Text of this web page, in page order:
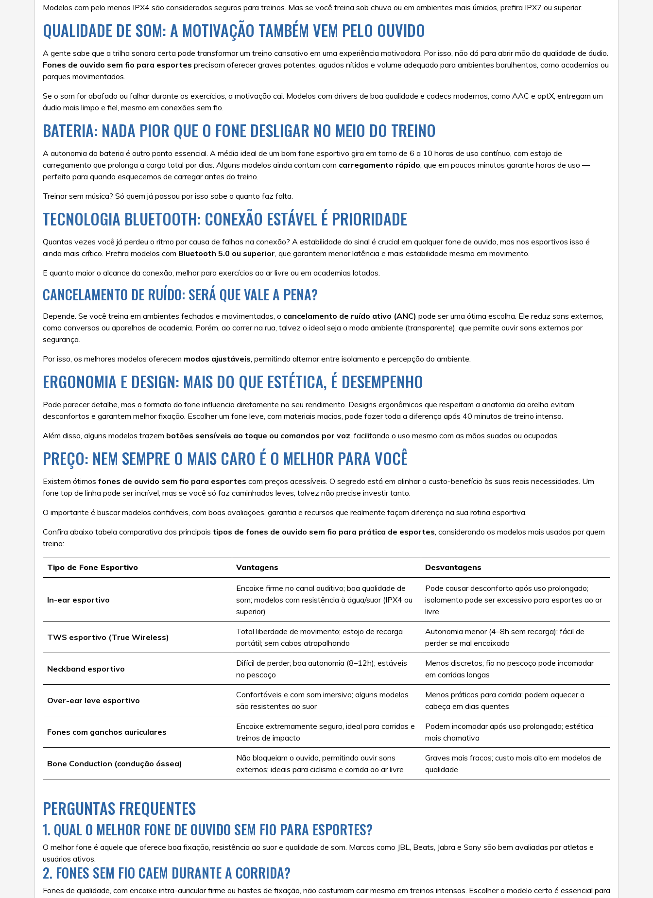
Modelos com pelo menos IPX4 são considerados seguros para treinos. Mas se você treina sob chuva ou em ambientes mais úmidos, prefira IPX7 ou superior.
QUALIDADE DE SOM: A MOTIVAÇÃO TAMBÉM VEM PELO OUVIDO
A gente sabe que a trilha sonora certa pode transformar um treino cansativo em uma experiência motivadora. Por isso, não dá para abrir mão da qualidade de áudio.
Fones de ouvido sem fio para esportes precisam oferecer graves potentes, agudos nítidos e volume adequado para ambientes barulhentos, como academias ou
parques movimentados.
Se o som for abafado ou falhar durante os exercícios, a motivação cai. Modelos com drivers de boa qualidade e codecs modernos, como AAC e aptX, entregam um
áudio mais limpo e fiel, mesmo em conexões sem fio.
BATERIA: NADA PIOR QUE O FONE DESLIGAR NO MEIO DO TREINO
A autonomia da bateria é outro ponto essencial. A média ideal de um bom fone esportivo gira em torno de 6 a 10 horas de uso contínuo, com estojo de
carregamento que prolonga a carga total por dias. Alguns modelos ainda contam com carregamento rápido, que em poucos minutos garante horas de uso —
perfeito para quando esquecemos de carregar antes do treino.
Treinar sem música? Só quem já passou por isso sabe o quanto faz falta.
TECNOLOGIA BLUETOOTH: CONEXÃO ESTÁVEL É PRIORIDADE
Quantas vezes você já perdeu o ritmo por causa de falhas na conexão? A estabilidade do sinal é crucial em qualquer fone de ouvido, mas nos esportivos isso é
ainda mais crítico. Prefira modelos com Bluetooth 5.0 ou superior, que garantem menor latência e mais estabilidade mesmo em movimento.
E quanto maior o alcance da conexão, melhor para exercícios ao ar livre ou em academias lotadas.
CANCELAMENTO DE RUÍDO: SERÁ QUE VALE A PENA?
Depende. Se você treina em ambientes fechados e movimentados, o cancelamento de ruído ativo (ANC) pode ser uma ótima escolha. Ele reduz sons externos,
como conversas ou aparelhos de academia. Porém, ao correr na rua, talvez o ideal seja o modo ambiente (transparente), que permite ouvir sons externos por
segurança.
Por isso, os melhores modelos oferecem modos ajustáveis, permitindo alternar entre isolamento e percepção do ambiente.
ERGONOMIA E DESIGN: MAIS DO QUE ESTÉTICA, É DESEMPENHO
Pode parecer detalhe, mas o formato do fone influencia diretamente no seu rendimento. Designs ergonômicos que respeitam a anatomia da orelha evitam
desconfortos e garantem melhor fixação. Escolher um fone leve, com materiais macios, pode fazer toda a diferença após 40 minutos de treino intenso.
Além disso, alguns modelos trazem botões sensíveis ao toque ou comandos por voz, facilitando o uso mesmo com as mãos suadas ou ocupadas.
PREÇO: NEM SEMPRE O MAIS CARO É O MELHOR PARA VOCÊ
Existem ótimos fones de ouvido sem fio para esportes com preços acessíveis. O segredo está em alinhar o custo-benefício às suas reais necessidades. Um
fone top de linha pode ser incrível, mas se você só faz caminhadas leves, talvez não precise investir tanto.
O importante é buscar modelos confiáveis, com boas avaliações, garantia e recursos que realmente façam diferença na sua rotina esportiva.
Confira abaixo tabela comparativa dos principais tipos de fones de ouvido sem fio para prática de esportes, considerando os modelos mais usados por quem
treina:
Tipo de Fone Esportivo Vantagens Desvantagens
In-ear esportivo
Encaixe firme no canal auditivo; boa qualidade de
som; modelos com resistência à água/suor (IPX4 ou
superior)
Pode causar desconforto após uso prolongado;
isolamento pode ser excessivo para esportes ao ar
livre
TWS esportivo (True Wireless)
Total liberdade de movimento; estojo de recarga
portátil; sem cabos atrapalhando
Autonomia menor (4–8h sem recarga); fácil de
perder se mal encaixado
Neckband esportivo
Difícil de perder; boa autonomia (8–12h); estáveis
no pescoço
Menos discretos; fio no pescoço pode incomodar
em corridas longas
Over-ear leve esportivo
Confortáveis e com som imersivo; alguns modelos
são resistentes ao suor
Menos práticos para corrida; podem aquecer a
cabeça em dias quentes
Fones com ganchos auriculares
Encaixe extremamente seguro, ideal para corridas e
treinos de impacto
Podem incomodar após uso prolongado; estética
mais chamativa
Bone Conduction (condução óssea)
Não bloqueiam o ouvido, permitindo ouvir sons
externos; ideais para ciclismo e corrida ao ar livre
Graves mais fracos; custo mais alto em modelos de
qualidade
PERGUNTAS FREQUENTES
1. QUAL O MELHOR FONE DE OUVIDO SEM FIO PARA ESPORTES?
O melhor fone é aquele que oferece boa fixação, resistência ao suor e qualidade de som. Marcas como JBL, Beats, Jabra e Sony são bem avaliadas por atletas e
usuários ativos.
2. FONES SEM FIO CAEM DURANTE A CORRIDA?
Fones de qualidade, com encaixe intra-auricular firme ou hastes de fixação, não costumam cair mesmo em treinos intensos. Escolher o modelo certo é essencial para